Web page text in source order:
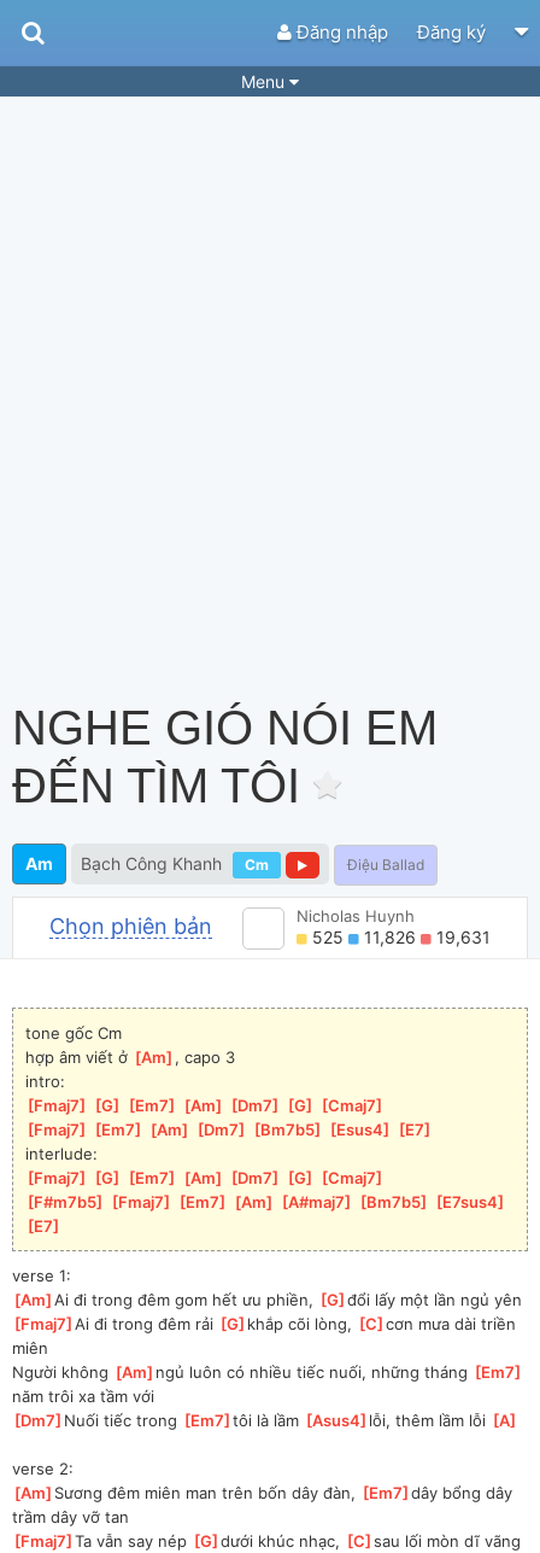
Đăng nhập Đăng ký
Menu
NGHE GIÓ NÓI EM
ĐẾN TÌM TÔI
Am Bạch Công Khanh Cm Điệu Ballad
Chọn phiên bản Nicholas Huynh
525 11,826 19,631
tone gốc Cm
hợp âm viết ở [Am ], capo 3
intro:
[Fmaj7 [G [Em7 [Am [Dm7 [G [Cmaj7
[Fmaj7 [Em7 [Am [Dm7 [Bm7b5 [Esus4 [E7
interlude:
[Fmaj7 [G [Em7 [Am [Dm7 [G [Cmaj7
[F#m7b5 [Fmaj7 [Em7 [Am [A#maj7 [Bm7b5 [E7sus4
E7
verse 1:
[Am ]
Ai đi trong đêm gom hết ưu phiền, [G ]
đổi lấy một lần ngủ yên
[Fmaj7 ]
Ai đi trong đêm rải [G ]khắp cõi lòng, [C ]
cơn mưa dài triền
miên
Người không [Am ]ngủ luôn có nhiều tiếc nuối, những tháng [Em7
năm trôi xa tầm với
[Dm7 ]Nuối tiếc trong [Em7 ]tôi là lầm [Asus4 ]lỗi, thêm lầm lỗi [A
verse 2:
[Am ]Sương đêm miên man trên bốn dây đàn, [Em7 ]
dây bổng dây
trầm dây vỡ tan
[Fmaj7 ]
Ta vẫn say nép [G ]
dưới khúc nhạc, [C ]
sau lối mòn dĩ vãng